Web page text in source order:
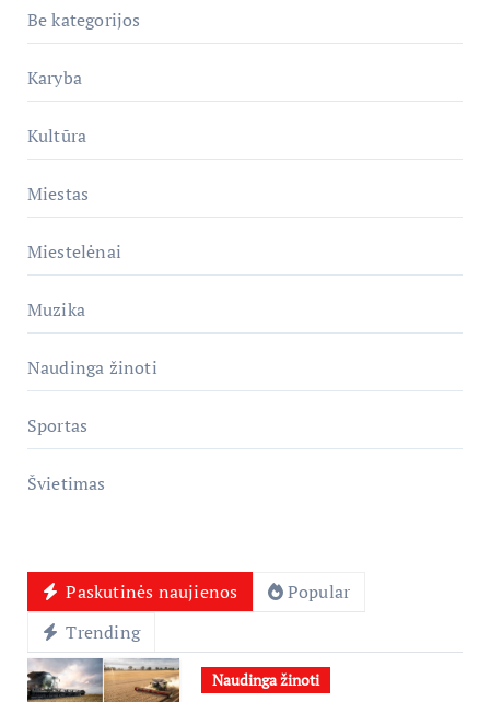
Be kategorijos
Karyba
Kultūra
Miestas
Miestelėnai
Muzika
Naudinga žinoti
Sportas
Švietimas
Paskutinės naujienos
Popular
Trending
Naudinga žinoti